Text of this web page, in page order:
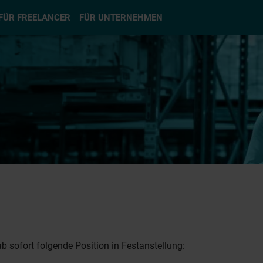
FREELANCER FÜR UNTERNEHMEN
sofort folgende Position in Festanstellung: